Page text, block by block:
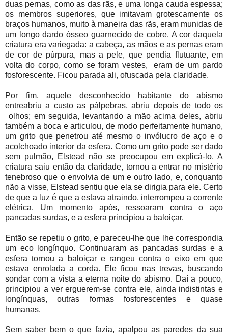
duas pernas, como as das rãs, e uma longa cauda espessa;
os membros superiores, que imitavam grotescamente os
braços humanos, muito à maneira das rãs, eram munidas de
um longo dardo ósseo guarnecido de cobre. A cor daquela
criatura era variegada: a cabeça, as mãos e as pernas eram
de cor de púrpura, mas a pele, que pendia flutuante, em
volta do corpo, como se foram vestes,
eram de um pardo
fosforescente. Ficou parada ali, ofuscada pela claridade.
Por fim, aquele desconhecido habitante do abismo
entreabriu a custo as pálpebras, abriu depois de todo os
olhos; em seguida, levantando a mão acima deles, abriu
também a boca e articulou, de modo perfeitamente humano,
um grito que penetrou até mesmo o invólucro de aço e o
acolchoado interior da esfera. Como um grito pode ser dado
sem pulmão, Elstead não se preocupou em explicá-lo. A
criatura saiu então da claridade, tornou a entrar no mistério
tenebroso que o envolvia de um e outro lado, e, conquanto
não a visse, Elstead sentiu que ela se dirigia para ele. Certo
de que a luz é que a estava atraindo, interrompeu a corrente
elétrica. Um momento após, ressoaram contra o aço
pancadas surdas, e a esfera principiou a baloiçar.
Então se repetiu o grito, e pareceu-lhe que lhe correspondia
um eco longínquo. Continuaram as pancadas surdas e a
esfera tornou a baloiçar e rangeu contra o eixo em que
estava enrolada a corda. Ele ficou nas trevas, buscando
sondar com a vista a eterna noite do abismo. Daí a pouco,
principiou a ver erguerem-se contra ele, ainda indistintas e
longínquas, outras formas fosforescentes e quase
humanas.
Sem saber bem o que fazia, apalpou as paredes da sua